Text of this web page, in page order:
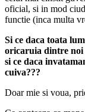
oficial, si in mod
functie (inca multa
Si ce daca toata
oricaruia dintre noi
si ce daca
cuiva???
Doar mie si voua,